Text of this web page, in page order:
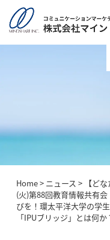
Home> ニュース > 【ど
(火)第88回教育情報共有
びを！環太平洋大学の学
「IPUブリッジ」とは何か